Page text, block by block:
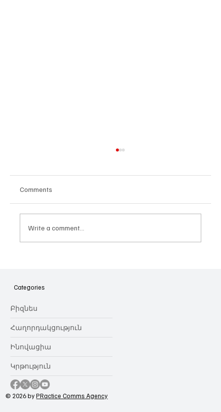
նվիրում որոշում
Comments
Write a comment...
Categories
Բիզնես
Հաղորդակցություն
Ինովացիա
Կրթություն
© 2026 byPRactice Comms Agency